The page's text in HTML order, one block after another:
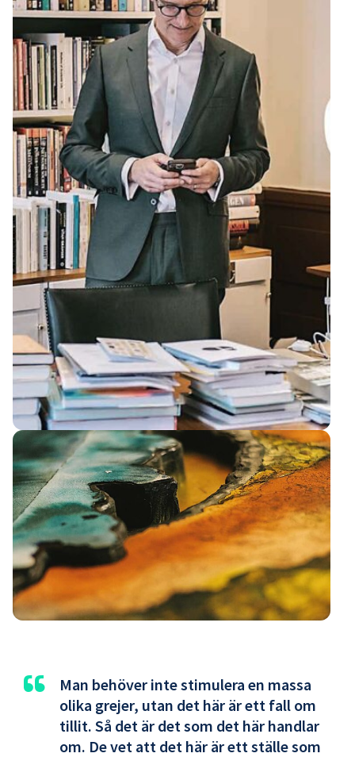
“
Man behöver inte stimulera en massa
olika grejer, utan det här är ett fall om
tillit. Så det är det som det här handlar
om. De vet att det här är ett ställe som